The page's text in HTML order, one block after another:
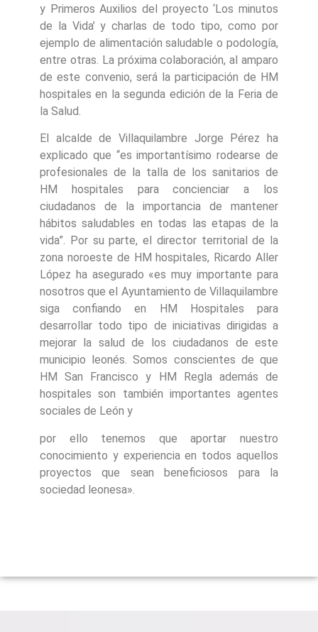
y Primeros Auxilios del proyecto ‘Los minutos
de la Vida’ y charlas de todo tipo, como por
ejemplo de alimentación saludable o podología,
entre otras. La próxima colaboración, al amparo
de este convenio, será la participación de HM
hospitales en la segunda edición de la Feria de
la Salud.
El alcalde de Villaquilambre Jorge Pérez ha
explicado que “es importantísimo rodearse de
profesionales de la talla de los sanitarios de
HM hospitales para concienciar a los
ciudadanos de la importancia de mantener
hábitos saludables en todas las etapas de la
vida”. Por su parte, el director territorial de la
zona noroeste de HM hospitales, Ricardo Aller
López ha asegurado «es muy importante para
nosotros que el Ayuntamiento de Villaquilambre
siga confiando en HM Hospitales para
desarrollar todo tipo de iniciativas dirigidas a
mejorar la salud de los ciudadanos de este
municipio leonés. Somos conscientes de que
HM San Francisco y HM Regla además de
hospitales son también importantes agentes
sociales de León y
por ello tenemos que aportar nuestro
conocimiento y experiencia en todos aquellos
proyectos que sean beneficiosos para la
sociedad leonesa».